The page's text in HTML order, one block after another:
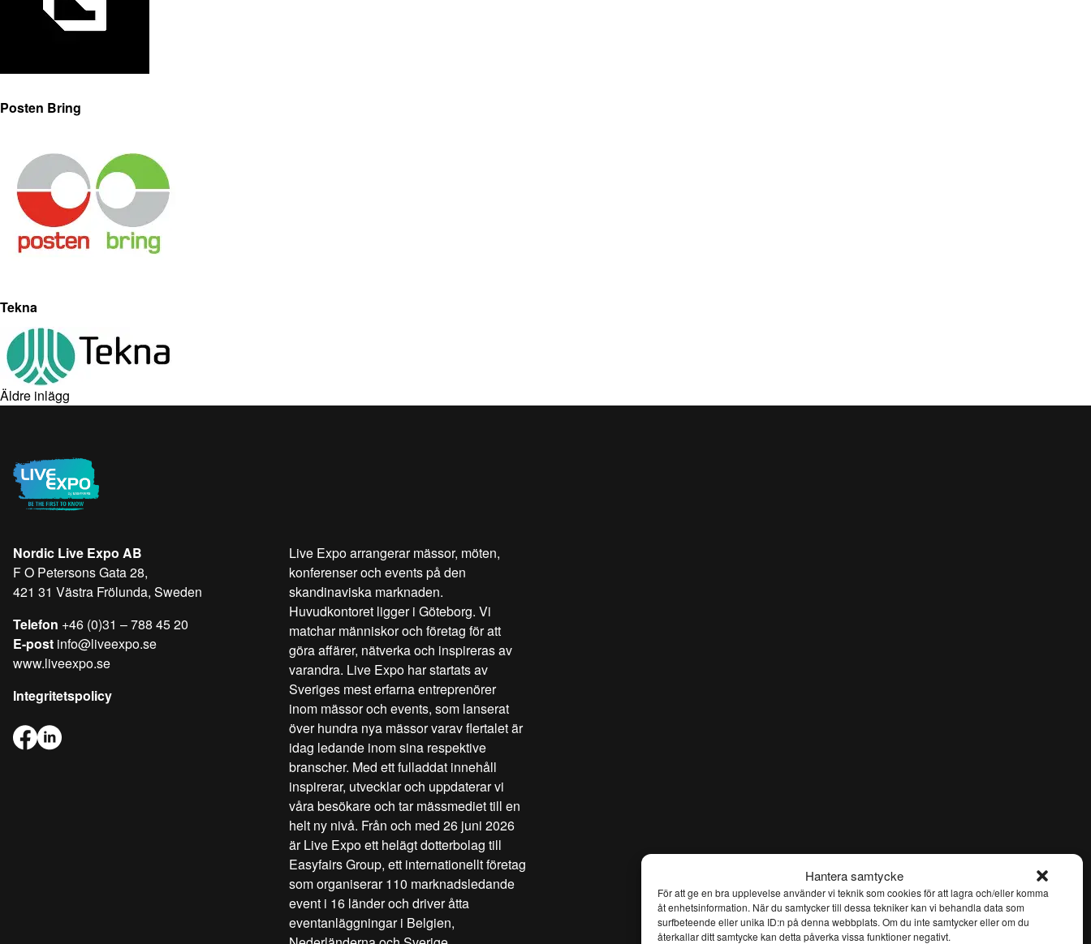
Hantera samtycke
För att ge en bra upplevelse använder vi teknik som cookies för att lagra och/eller komma
åt enhetsinformation. När du samtycker till dessa tekniker kan vi behandla data som
surfbeteende eller unika ID:n på denna webbplats. Om du inte samtycker eller om du
återkallar ditt samtycke kan detta påverka vissa funktioner negativt.
Posten Bring
Tekna
Äldre inlägg
Nordic Live Expo AB
F O Petersons Gata 28,
421 31 Västra Frölunda, Sweden
Telefon +46 (0)31 – 788 45 20
E-post info@liveexpo.se
www.liveexpo.se
Integritetspolicy
Live Expo arrangerar mässor, möten,
konferenser och events på den
skandinaviska marknaden.
Huvudkontoret ligger i Göteborg. Vi
matchar människor och företag för att
göra affärer, nätverka och inspireras av
varandra. Live Expo har startats av
Sveriges mest erfarna entreprenörer
inom mässor och events, som lanserat
över hundra nya mässor varav flertalet är
idag ledande inom sina respektive
branscher. Med ett fulladdat innehåll
inspirerar, utvecklar och uppdaterar vi
våra besökare och tar mässmediet till en
helt ny nivå. Från och med 26 juni 2026
är Live Expo ett helägt dotterbolag till
Easyfairs Group, ett internationellt företag
som organiserar 110 marknadsledande
event i 16 länder och driver åtta
eventanläggningar i Belgien,